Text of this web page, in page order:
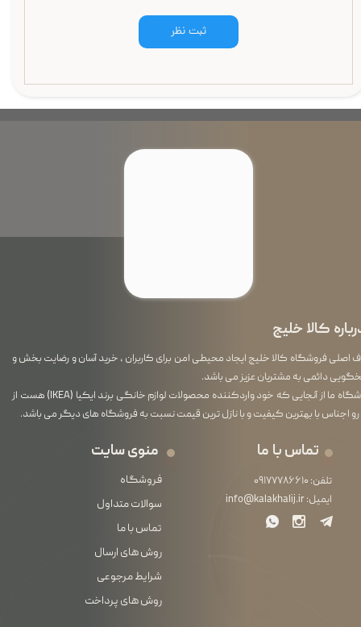
ثبت نظر
کالا خلیج
اصلی فروشگاه کالا خلیج ایجاد محیطی امن برای کاربران ، خرید آسان و رضایت بخش و
دائمی به مشتریان عزیز می باشد.
فروشگاه ما از آنجایی که خود واردکننده محصولات لوازم خانگی برند ایکیا (IKEA) هست از
رو اجناس با بهترین کیفیت و با نازل ترین قیمت نسبت به فروشگاه های دیگر می باشد.
منوی سایت
فروشگاه
سوالات متداول
تماس با ما
روش های ارسال
شرایط مرجوعی
روش های پرداخت
تماس با ما
تلفن: ۰۹۱۷۷۷۸۶۶۱۰
ایمیل:info@kalakhalij.ir